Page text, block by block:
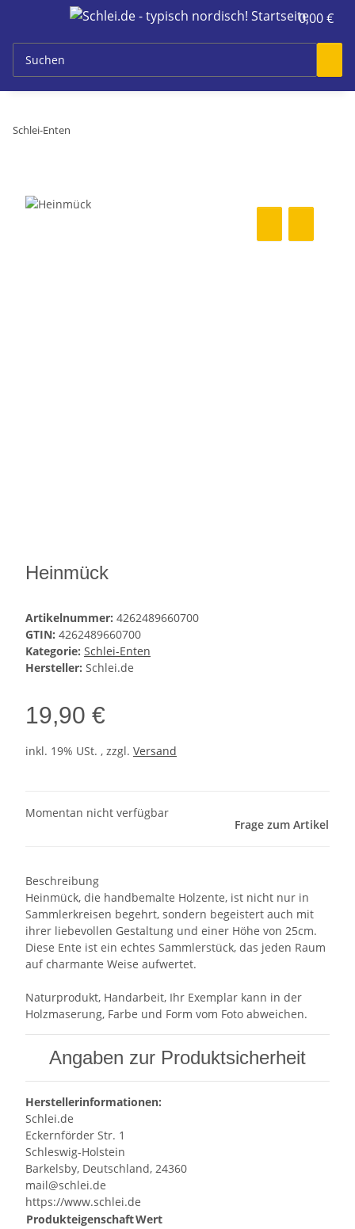
0,00 €
Schlei-Enten
Heinmück
Artikelnummer: 4262489660700
GTIN: 4262489660700
Kategorie: Schlei-Enten
Hersteller: Schlei.de
19,90 €
inkl. 19% USt. , zzgl. Versand
Momentan nicht verfügbar
Frage zum Artikel
Beschreibung
Heinmück, die handbemalte Holzente, ist nicht nur in
Sammlerkreisen begehrt, sondern begeistert auch mit
ihrer liebevollen Gestaltung und einer Höhe von 25cm.
Diese Ente ist ein echtes Sammlerstück, das jeden Raum
auf charmante Weise aufwertet.
Naturprodukt, Handarbeit, Ihr Exemplar kann in der
Holzmaserung, Farbe und Form vom Foto abweichen.
Angaben zur Produktsicherheit
Herstellerinformationen:
Schlei.de
Eckernförder Str. 1
Schleswig-Holstein
Barkelsby, Deutschland, 24360
mail@schlei.de
https://www.schlei.de
ProdukteigenschaftWert